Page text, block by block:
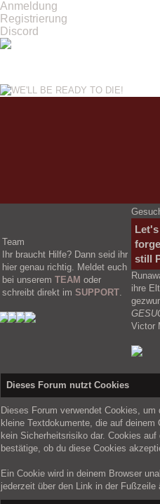
Anmeldung
Registrierung
Discord
Team
Ihr braucht Hilfe? Dann seid ihr
hier genau richtig. Meldet euch
bei unserem TEAM oder
schreibt direkt im SUPPORT.
still
ihre
Victor
Dieses Forum nutzt Cookies
Dieses Forum verwendet Cookies,
kleine Textdokumente, die auf
kein Sicherheitsrisiko dar. Cookies
bestätige, ob du diese Cookies
Ein Cookie wird in deinem Browser
jederzeit über den Link in der Fußzeile